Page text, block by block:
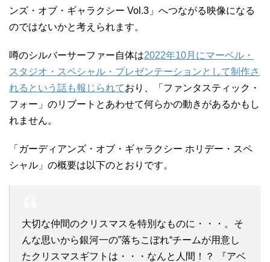
ンズ・オブ・ギャラクシー Vol.3」へつながる映像になる
のではないかと考えられます。
噂のシルバーサーファー自体は2022年10月にマーベル・
スタジオ・スペシャル・プレゼンテーションとして制作さ
れるという話も報じられており、「ファンタスティック・
フォー」のリブートとあわせて何らかの動きがあるかもし
れません。
「ガーディアンズ・オブ・ギャラクシー ホリデー・スペ
シャル」の概要は以下のとおりです。
大切な仲間のクリスマスを特別なものに・・・。そ
んな思いから銀河一の”落ちこぼれ“チームが用意し
たクリスマスギフトは・・・なんと人間！？ 『アベ